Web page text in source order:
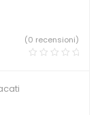
(0 recensioni)